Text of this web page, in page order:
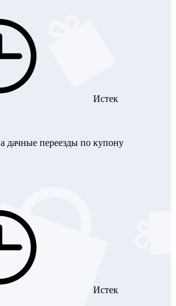
Истек
дачные переезды по купону
Истек